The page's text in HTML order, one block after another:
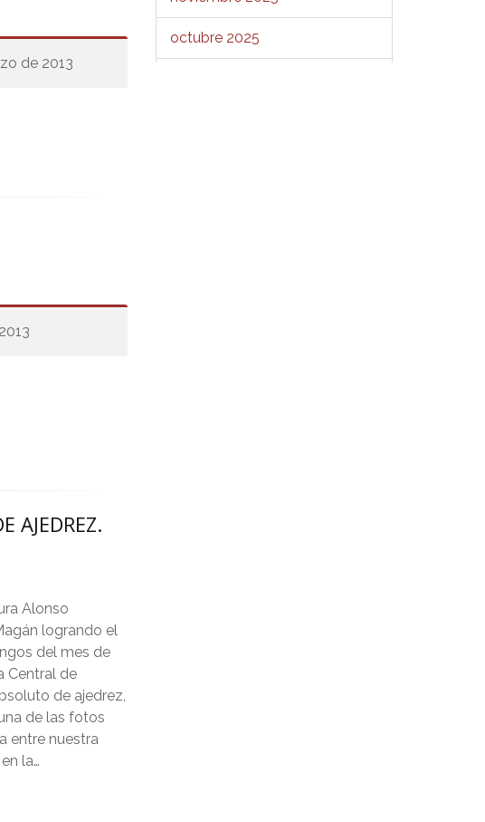
de 2013
AJEDREZ.
Alonso
logrando el
del mes de
Central de
de ajedrez,
de las fotos
entre nuestra
la…
octubre 2025